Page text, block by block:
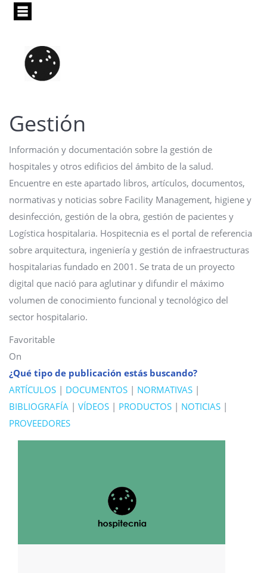
Pasar
principal
Gestión
Información y documentación sobre la gestión de
hospitales y otros edificios del ámbito de la salud.
Encuentre en este apartado libros, artículos, documentos,
normativas y noticias sobre Facility Management, higiene y
desinfección, gestión de la obra, gestión de pacientes y
Logística hospitalaria. Hospitecnia es el portal de referencia
sobre arquitectura, ingeniería y gestión de infraestructuras
hospitalarias fundado en 2001. Se trata de un proyecto
digital que nació para aglutinar y difundir el máximo
volumen de conocimiento funcional y tecnológico del
sector hospitalario.
Favoritable
On
¿Qué tipo de publicación estás buscando?
ARTÍCULOS | DOCUMENTOS | NORMATIVAS |
BIBLIOGRAFÍA | VÍDEOS | PRODUCTOS | NOTICIAS |
PROVEEDORES